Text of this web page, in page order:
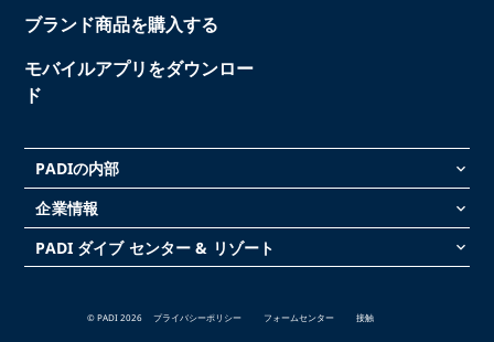
ブランド商品を購入する
モバイルアプリをダウンロー
ド
PADIの内部 keyboard_arrow_down
企業情報 keyboard_arrow_down
PADI ダイブ センター & リゾート keyboard_arrow_down
© PADI 2026 プライバシーポリシー フォームセンター 接触